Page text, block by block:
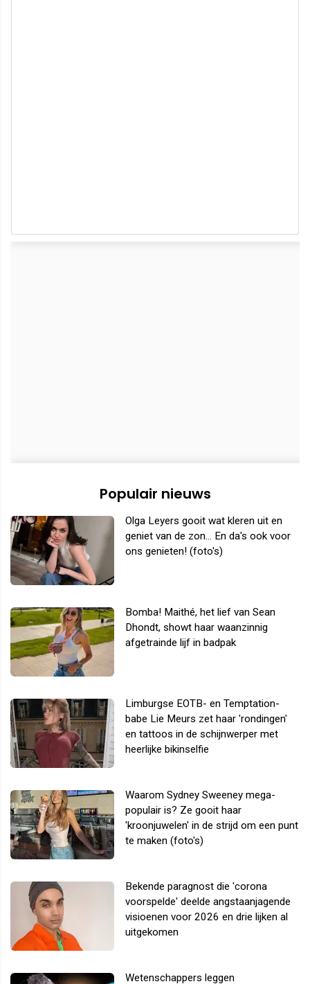
Populair nieuws
Olga Leyers gooit wat kleren uit en
geniet van de zon... En da's ook voor
ons genieten! (foto's)
Bomba! Maithé, het lief van Sean
Dhondt, showt haar waanzinnig
afgetrainde lijf in badpak
Limburgse EOTB- en Temptation-
babe Lie Meurs zet haar 'rondingen'
en tattoos in de schijnwerper met
heerlijke bikinselfie
Waarom Sydney Sweeney mega-
populair is? Ze gooit haar
'kroonjuwelen' in de strijd om een punt
te maken (foto's)
Bekende paragnost die 'corona
voorspelde' deelde angstaanjagende
visioenen voor 2026 en drie lijken al
uitgekomen
Wetenschappers leggen